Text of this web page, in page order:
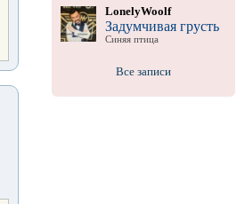
LonelyWoolf
Задумчивая грусть
Синяя птица
Все записи